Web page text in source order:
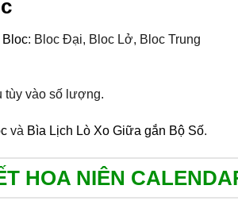
Bloc: Bloc Đại, Bloc Lở, Bloc Trung
tùy vào số lượng.
và Bìa Lịch Lò Xo Giữa gắn Bộ Số.
HOA NIÊN